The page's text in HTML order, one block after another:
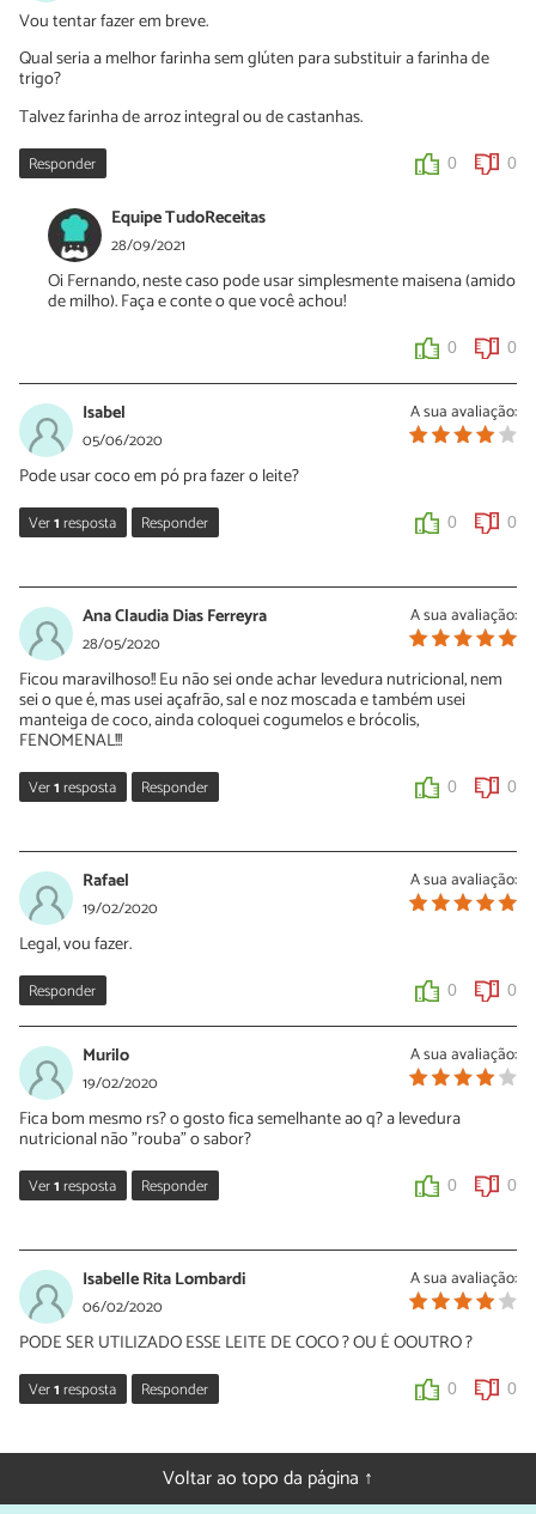
Vou tentar fazer em breve.
Qual seria a melhor farinha sem glúten para substituir a farinha de
trigo?
Talvez farinha de arroz integral ou de castanhas.
Responder 0 0
Equipe TudoReceitas
28/09/2021
Oi Fernando, neste caso pode usar simplesmente maisena (amido
de milho). Faça e conte o que você achou!
0 0
A sua avaliação:
Isabel
05/06/2020
Pode usar coco em pó pra fazer o leite?
Ver1resposta Responder 0 0
05/06/2020
Oi Isabel não testámos desse jeito! Se você fizer, conte para nós o
que achou.
0
A sua avaliação:
Ana Claudia Dias Ferreyra
28/05/2020
Ficou maravilhoso!! Eu não sei onde achar levedura nutricional, nem
sei o que é, mas usei açafrão, sal e noz moscada e também usei
manteiga de coco, ainda coloquei cogumelos e brócolis,
FENOMENAL!!!
Ver1resposta Responder 0 0
29/05/2020
Oi Ana Claudia, que bom que você gostou! A levedura nutricional
é um ingrediente em pó que tem gosto de queijo.
A sua avaliação:
Rafael
19/02/2020
Legal, vou fazer.
Responder 0 0
A sua avaliação:
Murilo
19/02/2020
Fica bom mesmo rs? o gosto fica semelhante ao q? a levedura
nutricional não "rouba" o sabor?
Ver1resposta Responder 0 0
20/02/2020
Oi Murillo, a levedura nutricional tem gostinho semelhante a
queijo parmesão por isso o molho branco ficará mais saboroso.
Experimente e conte para nós o que você achou!
0 0
A sua avaliação:
Isabelle Rita Lombardi
06/02/2020
PODE SER UTILIZADO ESSE LEITE DE COCO ? OU É OOUTRO ?
Ver1resposta Responder 0 0
06/02/2020
Oi Isabelle, pode usar leite de coco de vidrinho, sim.
Voltar ao topo da página ↑